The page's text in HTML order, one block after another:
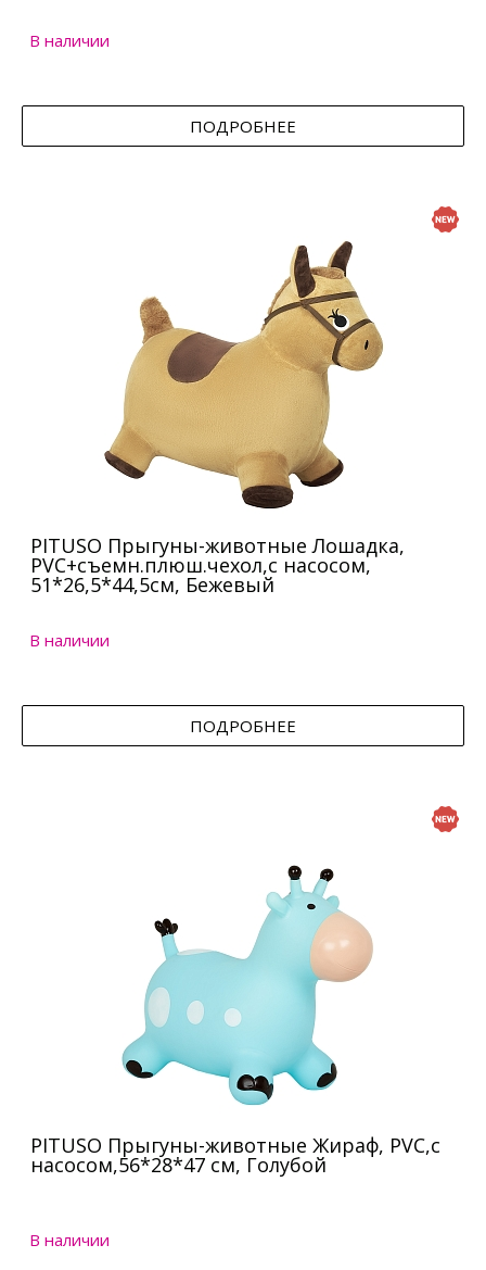
В наличии
ПОДРОБНЕЕ
PITUSO Прыгуны-животные Лошадка,
PVC+съемн.плюш.чехол,с насосом,
51*26,5*44,5см, Бежевый
В наличии
ПОДРОБНЕЕ
PITUSO Прыгуны-животные Жираф, PVC,с
насосом,56*28*47 см, Голубой
В наличии